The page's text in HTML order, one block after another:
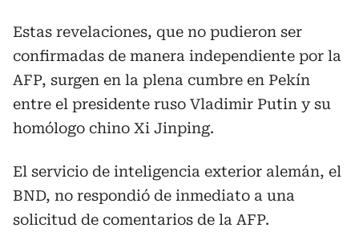
Estas revelaciones, que no pudieron ser
confirmadas de manera independiente por la
AFP, surgen en la plena cumbre en Pekín
entre el presidente ruso Vladimir Putin y su
homólogo chino Xi Jinping.
El servicio de inteligencia exterior alemán, el
BND, no respondió de inmediato a una
solicitud de comentarios de la AFP.